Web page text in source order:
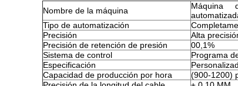
Nombre de la máquina
Máquina
Tipo de automatización
Precisión
Alta
Precisión de retención de presión
00,1%
Sistema de control
Programa
Especificación
Capacidad de producción por hora
(900-1200)